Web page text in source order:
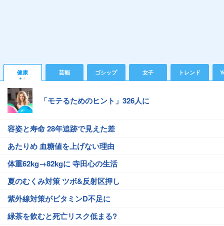
健康 芸能 ゴシップ 女子 トレンド
「モテるためのヒント」326人に
容姿と寿命 28年追跡で見えた差
あたりめ 血糖値を上げない理由
体重62kg→82kgに 寺田心の生活
夏のむくみ対策 ツボ&反射区押し
紫外線対策がビタミンD不足に
緑茶を飲むと死亡リスク低まる?